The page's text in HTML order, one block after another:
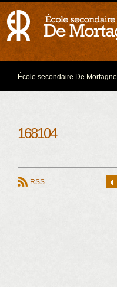
École secondaire De Mortagne
168104
RSS